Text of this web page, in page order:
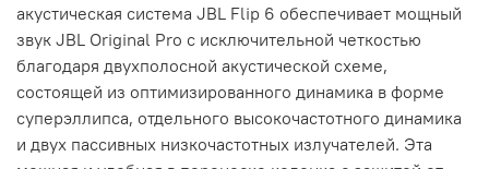
акустическая система JBL Flip 6 обеспечивает мощный
звук JBL Original Pro с исключительной четкостью
благодаря двухполосной акустической схеме,
состоящей из оптимизированного динамика в форме
суперэллипса, отдельного высокочастотного динамика
и двух пассивных низкочастотных излучателей. Эта